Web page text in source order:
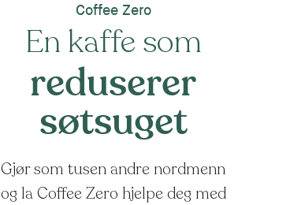
Coffee Zero
En kaffe som
bidrar til
normal
forbrenning
Gjør som tusen andre nordmenn
og la Coffee Zero hjelpe deg med